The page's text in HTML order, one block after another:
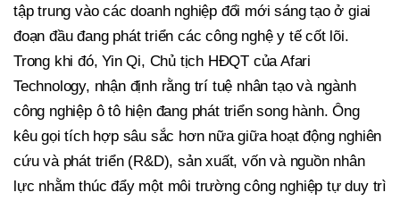
tập trung vào các doanh nghiệp đổi mới sáng tạo ở giai
đoạn đầu đang phát triển các công nghệ y tế cốt lõi.
Trong khi đó, Yin Qi, Chủ tịch HĐQT của Afari
Technology, nhận định rằng trí tuệ nhân tạo và ngành
công nghiệp ô tô hiện đang phát triển song hành. Ông
kêu gọi tích hợp sâu sắc hơn nữa giữa hoạt động nghiên
cứu và phát triển (R&D), sản xuất, vốn và nguồn nhân
lực nhằm thúc đẩy một môi trường công nghiệp tự duy trì